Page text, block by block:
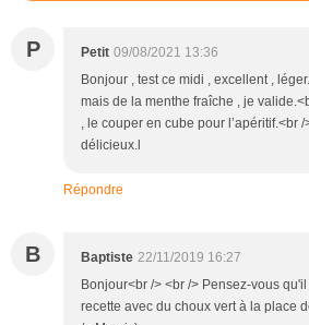
P Petit 09/08/2021 13:36
Bonjour , test ce midi , excellent ,
mais de la menthe fraîche , je
, le couper en cube pour l’apéritif.<br
délicieux.l
Répondre
B Baptiste 22/11/2019 16:27
Bonjour<br /> <br /> Pensez-vous
recette avec du choux vert à la place